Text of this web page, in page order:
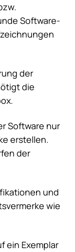
Software-
der
die
Software nur
erstellen.
der
und
wie
ein Exemplar